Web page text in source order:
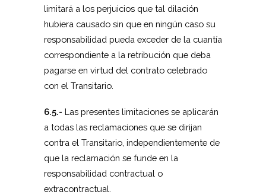
limitará a los perjuicios que tal dilación
hubiera causado sin que en ningún caso su
responsabilidad pueda exceder de la cuantía
correspondiente a la retribución que deba
pagarse en virtud del contrato celebrado
con el Transitario.
6.5.- Las presentes limitaciones se aplicarán
a todas las reclamaciones que se dirijan
contra el Transitario, independientemente de
que la reclamación se funde en la
responsabilidad contractual o
extracontractual.